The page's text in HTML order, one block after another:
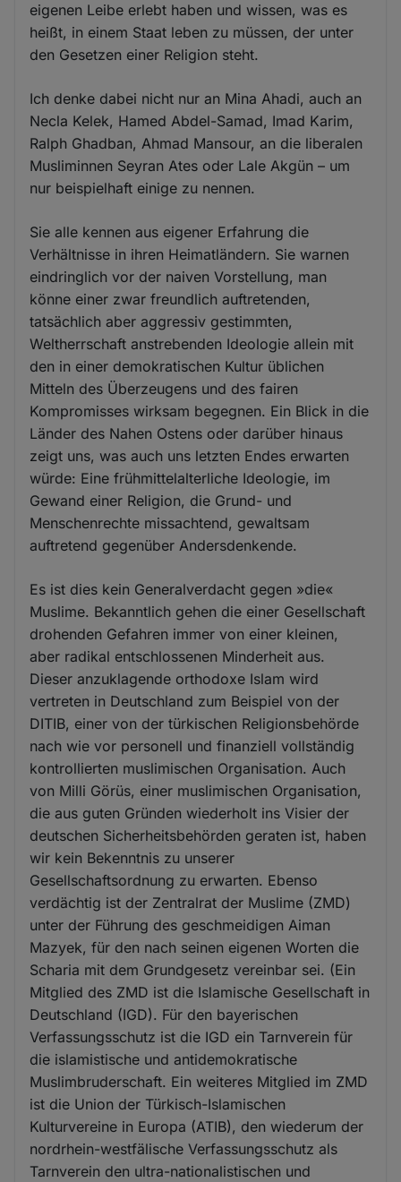
eigenen Leibe erlebt haben und wissen, was es
heißt, in einem Staat leben zu müssen, der unter
den Gesetzen einer Religion steht.
Ich denke dabei nicht nur an Mina Ahadi, auch an
Necla Kelek, Hamed Abdel-Samad, Imad Karim,
Ralph Ghadban, Ahmad Mansour, an die liberalen
Musliminnen Seyran Ates oder Lale Akgün – um
nur beispielhaft einige zu nennen.
Sie alle kennen aus eigener Erfahrung die
Verhältnisse in ihren Heimatländern. Sie warnen
eindringlich vor der naiven Vorstellung, man
könne einer zwar freundlich auftretenden,
tatsächlich aber aggressiv gestimmten,
Weltherrschaft anstrebenden Ideologie allein mit
den in einer demokratischen Kultur üblichen
Mitteln des Überzeugens und des fairen
Kompromisses wirksam begegnen. Ein Blick in die
Länder des Nahen Ostens oder darüber hinaus
zeigt uns, was auch uns letzten Endes erwarten
würde: Eine frühmittelalterliche Ideologie, im
Gewand einer Religion, die Grund- und
Menschenrechte missachtend, gewaltsam
auftretend gegenüber Andersdenkende.
Es ist dies kein Generalverdacht gegen »die«
Muslime. Bekanntlich gehen die einer Gesellschaft
drohenden Gefahren immer von einer kleinen,
aber radikal entschlossenen Minderheit aus.
Dieser anzuklagende orthodoxe Islam wird
vertreten in Deutschland zum Beispiel von der
DITIB, einer von der türkischen Religionsbehörde
nach wie vor personell und finanziell vollständig
kontrollierten muslimischen Organisation. Auch
von Milli Görüs, einer muslimischen Organisation,
die aus guten Gründen wiederholt ins Visier der
deutschen Sicherheitsbehörden geraten ist, haben
wir kein Bekenntnis zu unserer
Gesellschaftsordnung zu erwarten. Ebenso
verdächtig ist der Zentralrat der Muslime (ZMD)
unter der Führung des geschmeidigen Aiman
Mazyek, für den nach seinen eigenen Worten die
Scharia mit dem Grundgesetz vereinbar sei. (Ein
Mitglied des ZMD ist die Islamische Gesellschaft in
Deutschland (IGD). Für den bayerischen
Verfassungsschutz ist die IGD ein Tarnverein für
die islamistische und antidemokratische
Muslimbruderschaft. Ein weiteres Mitglied im ZMD
ist die Union der Türkisch-Islamischen
Kulturvereine in Europa (ATIB), den wiederum der
nordrhein-westfälische Verfassungsschutz als
Tarnverein den ultra-nationalistischen und